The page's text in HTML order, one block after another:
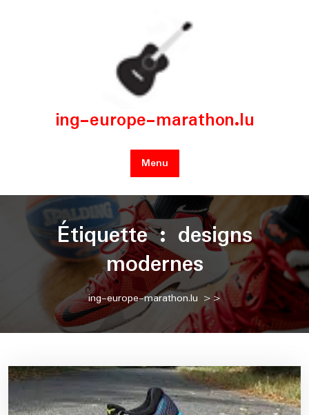
ing-europe-marathon.lu
Menu
Étiquette : designs
modernes
ing-europe-marathon.lu >>